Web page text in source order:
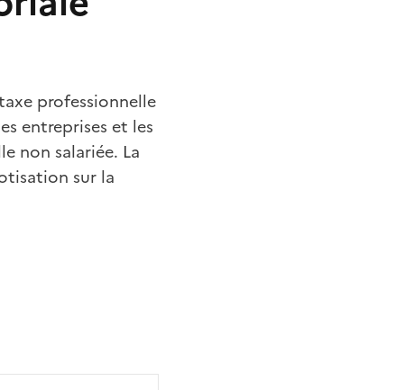
professionnelle
entreprises et les
non salariée. La
sur la